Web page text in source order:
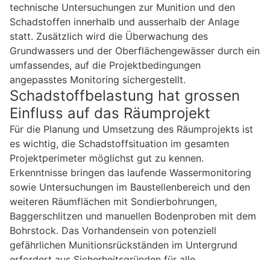
technische Untersuchungen zur Munition und den
Schadstoffen innerhalb und ausserhalb der Anlage
statt. Zusätzlich wird die Überwachung des
Grundwassers und der Oberflächengewässer durch ein
umfassendes, auf die Projektbedingungen
angepasstes Monitoring sichergestellt.
Schadstoffbelastung hat grossen
Einfluss auf das Räumprojekt
Für die Planung und Umsetzung des Räumprojekts ist
es wichtig, die Schadstoffsituation im gesamten
Projektperimeter möglichst gut zu kennen.
Erkenntnisse bringen das laufende Wassermonitoring
sowie Untersuchungen im Baustellenbereich und den
weiteren Räumflächen mit Sondierbohrungen,
Baggerschlitzen und manuellen Bodenproben mit dem
Bohrstock. Das Vorhandensein von potenziell
gefährlichen Munitionsrückständen im Untergrund